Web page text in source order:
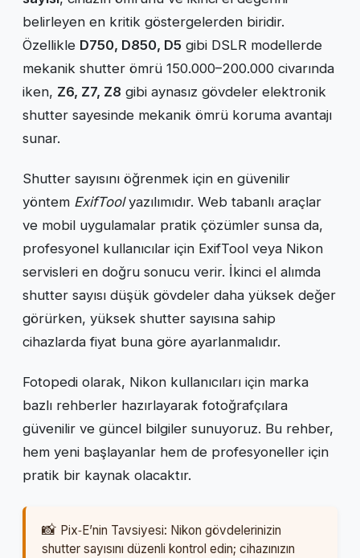
belirleyen en kritik göstergelerden biridir.
Özellikle D750, D850, D5 gibi DSLR modellerde
mekanik shutter ömrü 150.000–200.000 civarında
iken, Z6, Z7, Z8 gibi aynasız gövdeler elektronik
shutter sayesinde mekanik ömrü koruma avantajı
sunar.
Shutter sayısını öğrenmek için en güvenilir
yöntem ExifToolyazılımıdır. Web tabanlı araçlar
ve mobil uygulamalar pratik çözümler sunsa da,
profesyonel kullanıcılar için ExifTool veya Nikon
servisleri en doğru sonucu verir. İkinci el alımda
shutter sayısı düşük gövdeler daha yüksek değer
görürken, yüksek shutter sayısına sahip
cihazlarda fiyat buna göre ayarlanmalıdır.
Fotopedi olarak, Nikon kullanıcıları için marka
bazlı rehberler hazırlayarak fotoğrafçılara
güvenilir ve güncel bilgiler sunuyoruz. Bu rehber,
hem yeni başlayanlar hem de profesyoneller için
pratik bir kaynak olacaktır.
Pix‑E’nin Tavsiyesi: Nikon gövdelerinizin
shutter sayısını düzenli kontrol edin; cihazınızın